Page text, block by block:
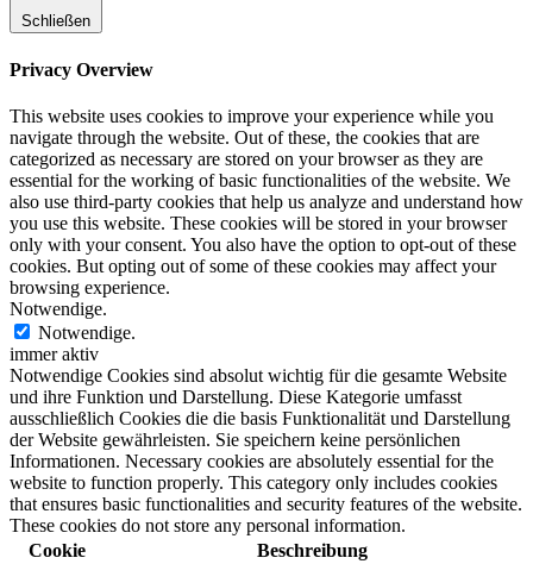
Schließen
Privacy Overview
This website uses cookies to improve your experience while you
navigate through the website. Out of these, the cookies that are
categorized as necessary are stored on your browser as they are
essential for the working of basic functionalities of the website. We
also use third-party cookies that help us analyze and understand how
you use this website. These cookies will be stored in your browser
only with your consent. You also have the option to opt-out of these
cookies. But opting out of some of these cookies may affect your
browsing experience.
Notwendige.
Notwendige.
immer aktiv
Notwendige Cookies sind absolut wichtig für die gesamte Website
und ihre Funktion und Darstellung. Diese Kategorie umfasst
ausschließlich Cookies die die basis Funktionalität und Darstellung
der Website gewährleisten. Sie speichern keine persönlichen
Informationen. Necessary cookies are absolutely essential for the
website to function properly. This category only includes cookies
that ensures basic functionalities and security features of the website.
These cookies do not store any personal information.
Cookie
Beschreibung